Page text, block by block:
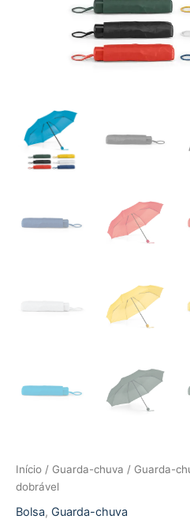
Início / Guarda-chuva / Guarda-
dobrável
Bolsa, Guarda-chuva